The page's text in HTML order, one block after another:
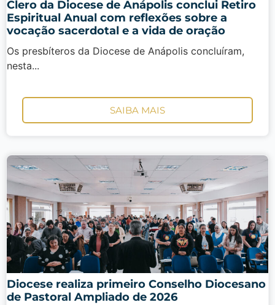
Clero da Diocese de Anápolis conclui Retiro
Espiritual Anual com reflexões sobre a
vocação sacerdotal e a vida de oração
Os presbíteros da Diocese de Anápolis concluíram,
nesta...
SAIBA MAIS
Diocese realiza primeiro Conselho Diocesano
de Pastoral Ampliado de 2026